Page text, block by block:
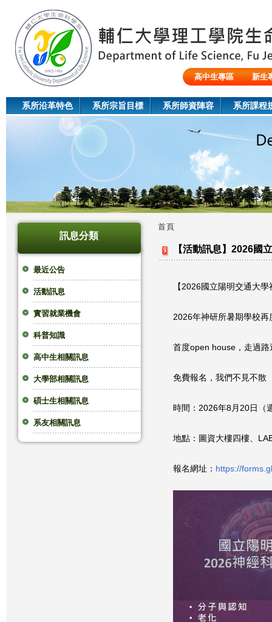
高中生專區
新生
系所沿革特色 系所宗旨目標 系所師資陣容 系所課程
訊息分類
最近公告
活動訊息
實習就業機會
科普知識
高中生相關訊息
大學部相關訊息
碩士生相關訊息
系友相關訊息
您
首頁
【活動訊息】2026國
【2026國立陽明交通大
2026年神研所暑期學校再
首度open house，走過路
免費報名，我們不見不散
時間：2026年8月20日（
地點：圖資大樓四樓、
報名網址： https://